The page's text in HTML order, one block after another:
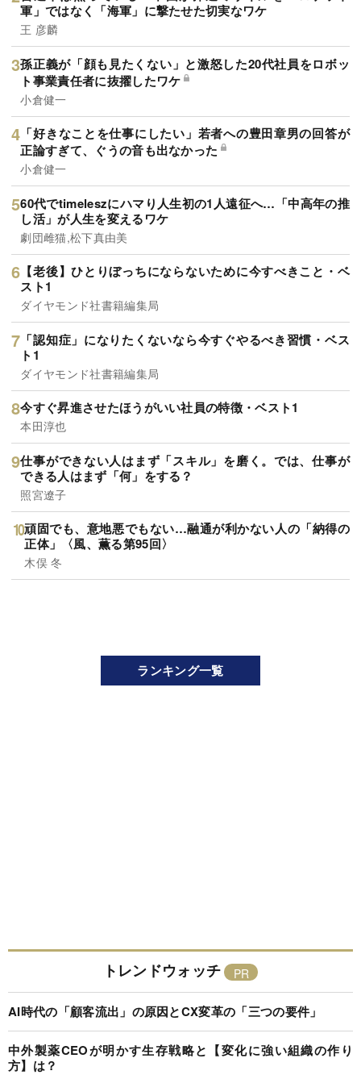
軍」ではなく「海軍」に撃たせた切実なワケ
王 彦麟
孫正義が「顔も見たくない」と激怒した20代社員をロボッ
ト事業責任者に抜擢したワケ
小倉健一
「好きなことを仕事にしたい」若者への豊田章男の回答が
正論すぎて、ぐうの音も出なかった
小倉健一
60代でtimeleszにハマり人生初の1人遠征へ…「中高年の推
し活」が人生を変えるワケ
劇団雌猫,松下真由美
【老後】ひとりぼっちにならないために今すべきこと・ベ
スト1
ダイヤモンド社書籍編集局
「認知症」になりたくないなら今すぐやるべき習慣・ベス
ト1
ダイヤモンド社書籍編集局
今すぐ昇進させたほうがいい社員の特徴・ベスト1
本田淳也
仕事ができない人はまず「スキル」を磨く。では、仕事が
できる人はまず「何」をする？
照宮遼子
頑固でも、意地悪でもない…融通が利かない人の「納得の
正体」〈風、薫る第95回〉
木俣 冬
ランキング一覧
トレンドウォッチ
AI時代の「顧客流出」の原因とCX変革の「三つの要件」
中外製薬CEOが明かす生存戦略と【変化に強い組織の作り
方】は？